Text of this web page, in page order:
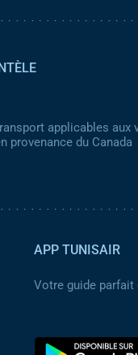
applicables aux
provenance du Canada
APP TUNISAIR
Votre guide parfait